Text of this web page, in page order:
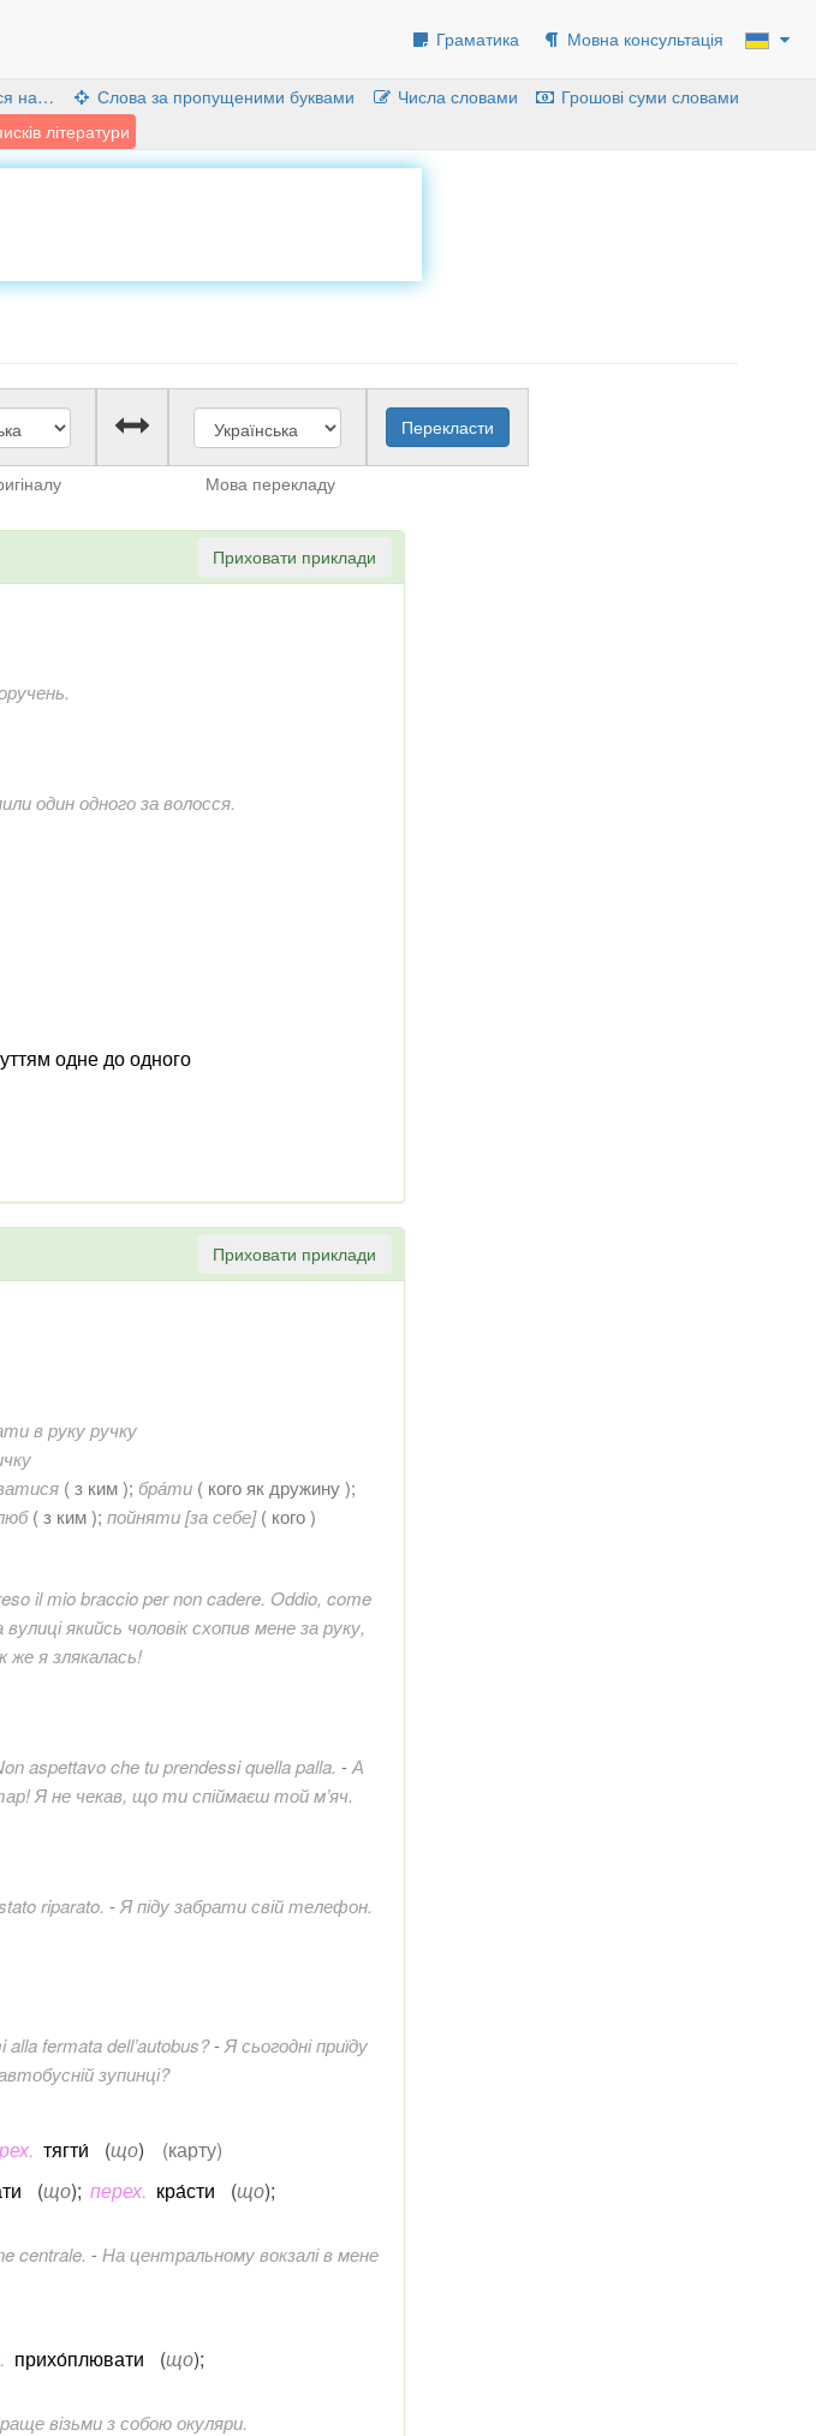
Граматика Мовна консультація
на… Слова за пропущеними буквами Числа словами
Грошові суми словами
літератури
Мова перекладу
Приховати приклади
один одного за волосся.
одне до одного
Приховати приклади
в руку ручку
( з ким ); бра́ти ( кого як дружину );
( з ким ); пойняти [за себе]( кого )
il mio braccio per non cadere. Oddio, come
вулиці якийсь чоловік схопив мене за руку,
же я злякалась!
aspettavo che tu prendessi quella palla. -А
Я не чекав, що ти спіймаєш той м’яч.
riparato. -Я піду забрати свій телефон.
fermata dell’autobus?-Я сьогодні приїду
зупинці?
тягти́ (що)
(карту)
(що); перех. кра́сти (що);
centrale. -На центральному вокзалі в мене
прихо́плювати (що);
візьми з собою окуляри.